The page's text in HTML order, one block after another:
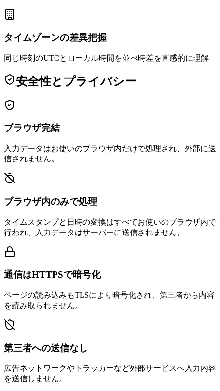
タイムゾーンの差異把握
同じ時刻のUTCとローカル時間を並べ時差を直感的に理解
安全性とプライバシー
ブラウザ完結
入力データはお使いのブラウザ内だけで処理され、外部に送
信されません。
ブラウザ内のみで処理
タイムスタンプと日時の変換はすべてお使いのブラウザ内で
行われ、入力データはサーバーに送信されません。
通信はHTTPSで暗号化
ページの読み込みもTLSにより暗号化され、第三者から内容
を読み取られません。
第三者への送信なし
広告ネットワークやトラッカーなど外部サービスへ入力内容
を送信しません。